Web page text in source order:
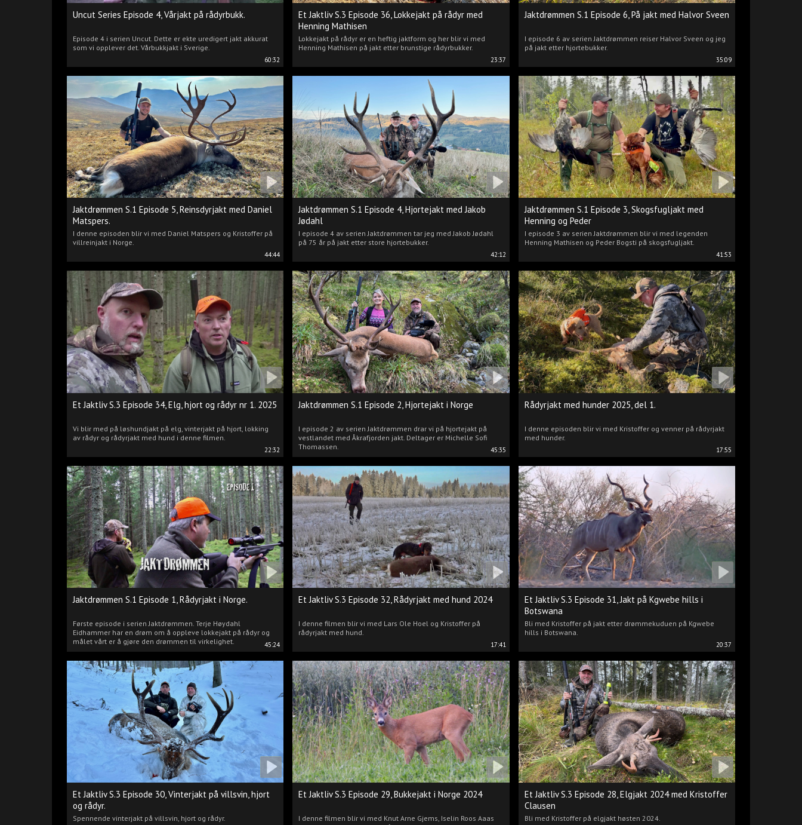
60:32
Uncut Series Episode 4, Vårjakt på rådyrbukk.
Episode 4 i serien Uncut. Dette er ekte uredigert jakt akkurat
som vi opplever det. Vårbukkjakt i Sverige.
23:37
Et Jaktliv S.3 Episode 36, Lokkejakt på rådyr med
Henning Mathisen
Lokkejakt på rådyr er en heftig jaktform og her blir vi med
Henning Mathisen på jakt etter brunstige rådyrbukker.
35:09
Jaktdrømmen S.1 Episode 6, På jakt med Halvor Sveen
I episode 6 av serien Jaktdrømmen reiser Halvor Sveen og jeg
på jakt etter hjortebukker.
44:44
Jaktdrømmen S.1 Episode 5, Reinsdyrjakt med Daniel
Matspers.
I denne episoden blir vi med Daniel Matspers og Kristoffer på
villreinjakt i Norge.
42:12
Jaktdrømmen S.1 Episode 4, Hjortejakt med Jakob
Jødahl
I episode 4 av serien Jaktdrømmen tar jeg med Jakob Jødahl
på 75 år på jakt etter store hjortebukker.
41:53
Jaktdrømmen S.1 Episode 3, Skogsfugljakt med
Henning og Peder
I episode 3 av serien Jaktdrømmen blir vi med legenden
Henning Mathisen og Peder Bogsti på skogsfugljakt.
22:32
Et Jaktliv S.3 Episode 34, Elg, hjort og rådyr nr 1. 2025
Vi blir med på løshundjakt på elg, vinterjakt på hjort, lokking
av rådyr og rådyrjakt med hund i denne filmen.
45:35
Jaktdrømmen S.1 Episode 2, Hjortejakt i Norge
I episode 2 av serien Jaktdrømmen drar vi på hjortejakt på
vestlandet med Åkrafjorden jakt. Deltager er Michelle Sofi
Thomassen.
17:55
Rådyrjakt med hunder 2025, del 1.
I denne episoden blir vi med Kristoffer og venner på rådyrjakt
med hunder.
45:24
Jaktdrømmen S.1 Episode 1, Rådyrjakt i Norge.
Første episode i serien Jaktdrømmen. Terje Høydahl
Eidhammer har en drøm om å oppleve lokkejakt på rådyr og
målet vårt er å gjøre den drømmen til virkelighet.
17:41
Et Jaktliv S.3 Episode 32, Rådyrjakt med hund 2024
I denne filmen blir vi med Lars Ole Hoel og Kristoffer på
rådyrjakt med hund.
20:37
Et Jaktliv S.3 Episode 31, Jakt på Kgwebe hills i
Botswana
Bli med Kristoffer på jakt etter drømmekuduen på Kgwebe
hills i Botswana.
Et Jaktliv S.3 Episode 30, Vinterjakt på villsvin, hjort
og rådyr.
Spennende vinterjakt på villsvin, hjort og rådyr.
Et Jaktliv S.3 Episode 29, Bukkejakt i Norge 2024
I denne filmen blir vi med Knut Arne Gjems, Iselin Roos Aaas
Et Jaktliv S.3 Episode 28, Elgjakt 2024 med Kristoffer
Clausen
Bli med Kristoffer på elgjakt høsten 2024.